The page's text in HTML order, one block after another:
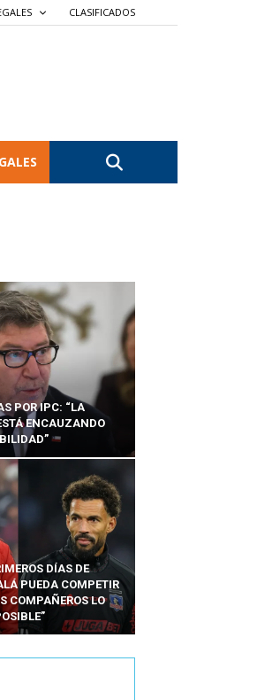
CLASIFICADOS
POR IPC: “LA
ENCAUZANDO
DÍAS DE
PUEDA COMPETIR
COMPAÑEROS LO